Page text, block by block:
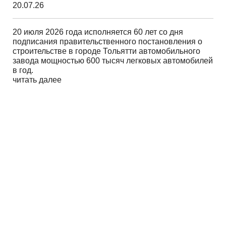
20.07.26
20 июля 2026 года исполняется 60 лет со дня
подписания правительственного постановления о
строительстве в городе Тольятти автомобильного
завода мощностью 600 тысяч легковых автомобилей
в год.
читать далее